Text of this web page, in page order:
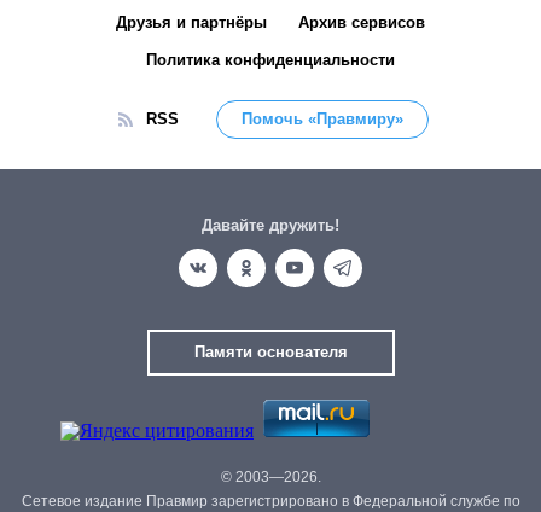
Друзья и партнёры Архив сервисов
Политика конфиденциальности
RSS Помочь «Правмиру»
Давайте дружить!
Памяти основателя
© 2003—2026.
Сетевое издание Правмир зарегистрировано в Федеральной службе по